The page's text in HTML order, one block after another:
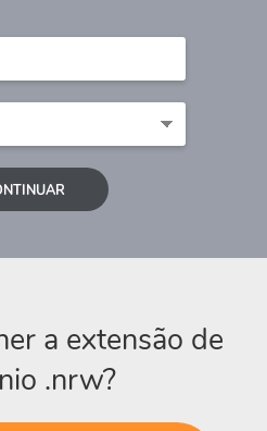
a extensão de
.nrw?